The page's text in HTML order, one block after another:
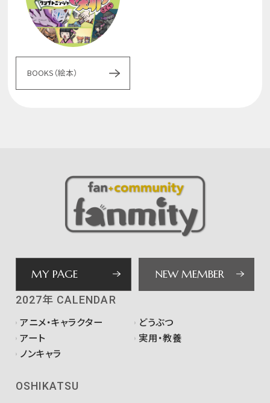
BOOKS（絵本）
MY PAGE NEW MEMBER
2027年 CALENDAR
アニメ・キャラクター
どうぶつ
アート
実用・教養
ノンキャラ
OSHIKATSU